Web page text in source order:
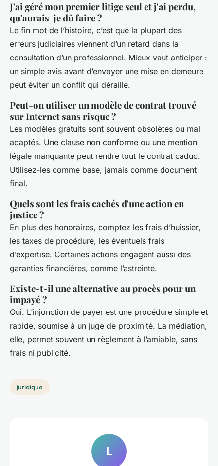
J'ai géré mon premier litige seul et j'ai perdu,
qu'aurais-je dû faire ?
Le fin mot de l’histoire, c’est que la plupart des
erreurs judiciaires viennent d’un retard dans la
consultation d’un professionnel. Mieux vaut anticiper :
un simple avis avant d’envoyer une mise en demeure
peut éviter un conflit qui déraille.
Peut-on utiliser un modèle de contrat trouvé
sur Internet sans risque ?
Les modèles gratuits sont souvent obsolètes ou mal
adaptés. Une clause non conforme ou une mention
légale manquante peut rendre tout le contrat caduc.
Utilisez-les comme base, jamais comme document
final.
Quels sont les frais cachés d'une action en
justice ?
En plus des honoraires, comptez les frais d’huissier,
les taxes de procédure, les éventuels frais
d’expertise. Certaines actions engagent aussi des
garanties financières, comme l’astreinte.
Existe-t-il une alternative au procès pour un
impayé ?
Oui. L’injonction de payer est une procédure simple et
rapide, soumise à un juge de proximité. La médiation,
elle, permet souvent un règlement à l’amiable, sans
frais ni publicité.
juridique
L